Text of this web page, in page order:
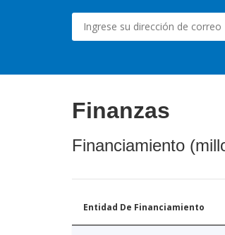
Finanzas
Financiamiento
Entidad De Financiamiento